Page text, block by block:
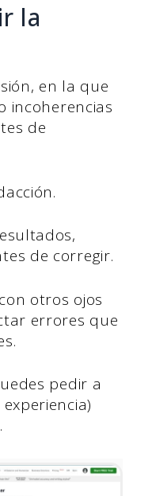
la
en la que
incoherencias
de
de corregir.
otros ojos
errores que
pedir a